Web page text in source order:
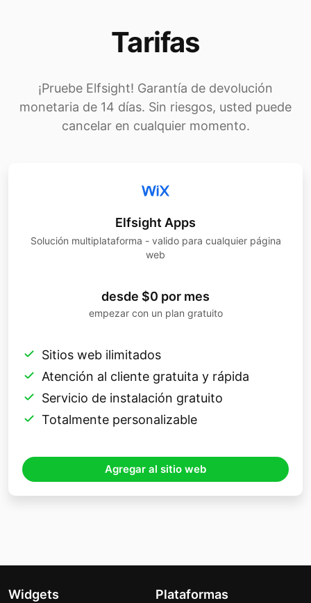
Tarifas
¡Pruebe Elfsight! Garantía de devolución
monetaria de 14 días. Sin riesgos, usted puede
cancelar en cualquier momento.
Elfsight Apps
Solución multiplataforma - valido para cualquier página
web
desde $0 por mes
empezar con un plan gratuito
Sitios web ilimitados
Atención al cliente gratuita y rápida
Servicio de instalación gratuito
Totalmente personalizable
Agregar al sitio web
Widgets Plataformas